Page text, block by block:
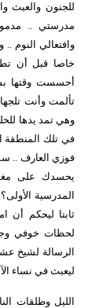
للجنون والعبث
مدرستي ..
وافتعالي النوم
خاصا قبل أن
أحسست وقتها
تألمت وأنت
وهي تمد يدها
في تلك المنطقة
فوزي العارف ..
يحسدك على
المدرسية
ثابتا ليحكم أن
لحظات خوفي
الرسالة لشيخ
ليعبث في نساء
الليل وطلقات